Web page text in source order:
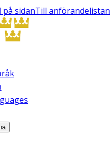
sidanTill anförandelistan